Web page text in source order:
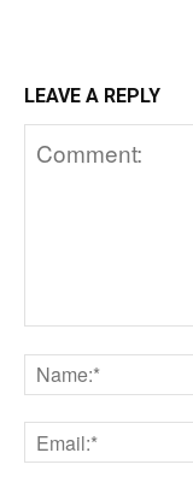
LEAVE A REPLY